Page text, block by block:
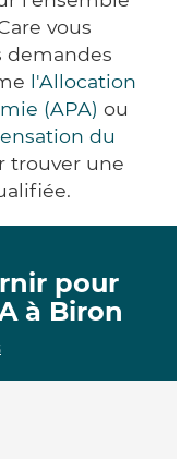
vous
demandes
l'Allocation
(APA) ou
du
trouver une
pour
à Biron